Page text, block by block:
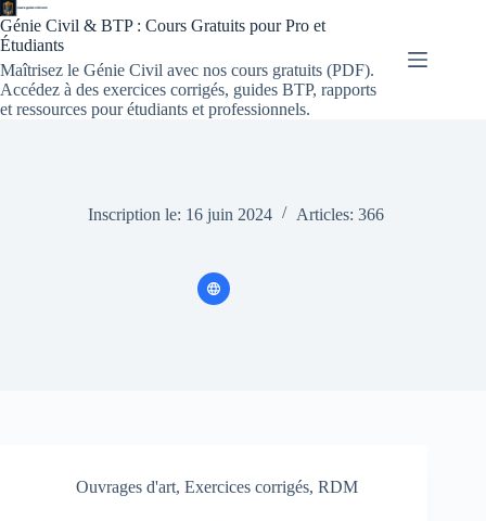
Passer
au
contenu
Génie Civil & BTP : Cours Gratuits pour Pro et
Étudiants
Maîtrisez le Génie Civil avec nos cours gratuits (PDF).
Accédez à des exercices corrigés, guides BTP, rapports
et ressources pour étudiants et professionnels.
Inscription le: 16 juin 2024 Articles: 366
Ouvrages d'art, Exercices corrigés, RDM